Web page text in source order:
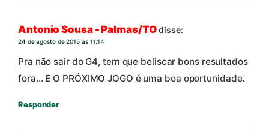
Antonio Sousa - Palmas/TO disse:
24 de agosto de 2015 às 11:14
Pra não sair do G4, tem que beliscar bons resultados
fora… E O PRÓXIMO JOGO é uma boa oportunidade.
Responder